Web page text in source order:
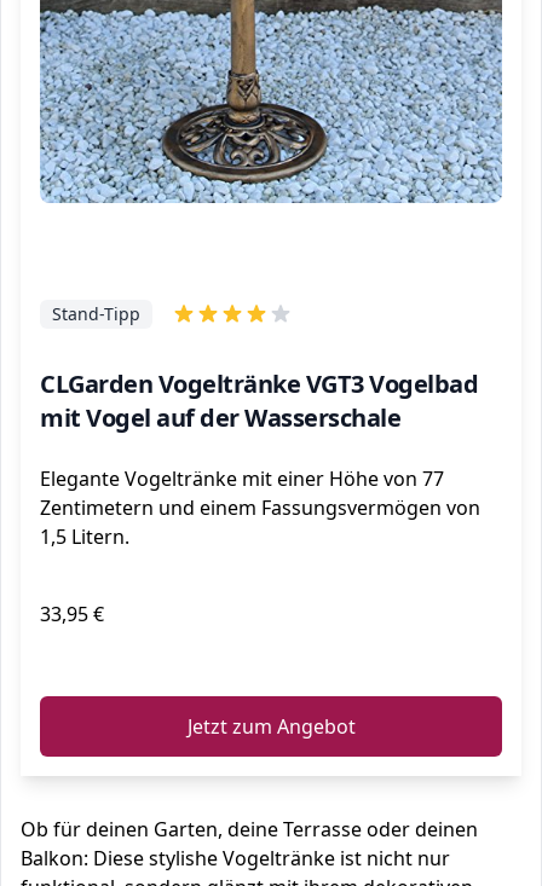
CLGarden Vogeltränke VGT3 Vogelbad
mit Vogel auf der Wasserschale
Stand-Tipp
Elegante Vogeltränke mit einer Höhe von 77
Zentimetern und einem Fassungsvermögen von
1,5 Litern.
33,95 €
Jetzt zum Angebot
Ob für deinen Garten, deine Terrasse oder deinen
Balkon: Diese stylishe Vogeltränke ist nicht nur